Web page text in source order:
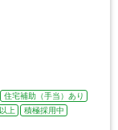
住宅補助（手当）あり
上
積極採用中